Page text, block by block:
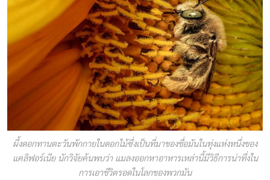
ผึ้งดอกทานตะวันพักกายในดอกไม้ซึ่งเป็นที่มาของชื่อมันในทุ่งแห่งหนึ่งของ
แคลิฟอร์เนีย นักวิจัยค้นพบว่า แมลงออกหาอาหารเหล่านี้มีวิธีการน่าทึ่งใน
การเอาชีวิตรอดในโลกของพวกมัน